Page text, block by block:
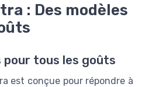
: Des modèles
pour tous les goûts
est conçue pour répondre à